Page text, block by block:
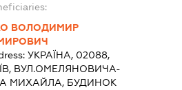
ВОЛОДИМИР
УКРАЇНА, 02088,
ВУЛ.ОМЕЛЯНОВИЧА-
МИХАЙЛА, БУДИНОК